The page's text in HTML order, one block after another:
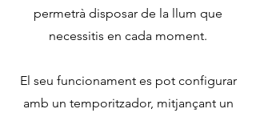
permetrà disposar de la llum que
necessitis en cada moment.
El seu funcionament es pot configurar
amb un temporitzador, mitjançant un